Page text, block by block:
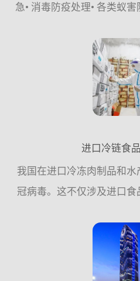
急• 消毒防疫处理• 各类蚁
进口冷链食
我国在进口冷冻肉制品和
冠病毒。这不仅涉及进口
行有效消毒是进口冷链食
的问题。对